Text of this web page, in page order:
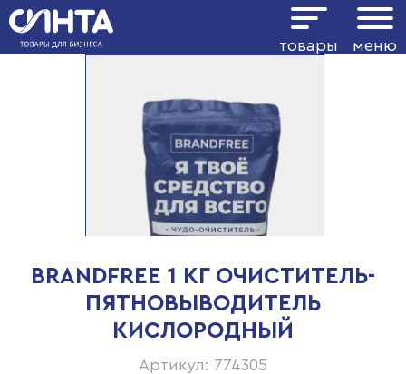
товары меню
BRANDFREE 1 КГ ОЧИСТИТЕЛЬ-
ПЯТНОВЫВОДИТЕЛЬ
КИСЛОРОДНЫЙ
Артикул: 774305